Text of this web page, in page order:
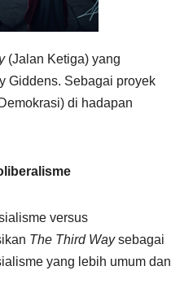
(Jalan Ketiga) yang
Giddens. Sebagai proyek
di hadapan
versus
The Third Waysebagai
yang lebih umum dan